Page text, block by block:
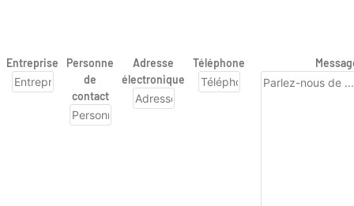
Entreprise
Personne
de
contact
Adresse
électronique
Téléphone